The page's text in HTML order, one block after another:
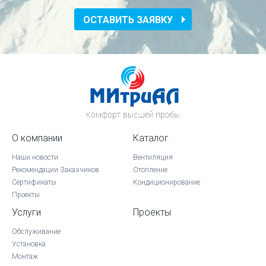
ОСТАВИТЬ ЗАЯВКУ
О компании
Наши новости
Рекомендации Заказчиков
Сертификаты
Проекты
Каталог
Вентиляция
Отопление
Кондиционирование
Услуги
Обслуживание
Установка
Монтаж
Проекты